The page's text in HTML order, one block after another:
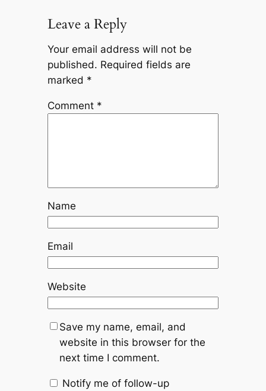
Leave a Reply
Your email address will not be
published. Required fields are
marked *
Comment *
Name
Email
Website
Save my name, email, and
website in this browser for the
next time I comment.
Notify me of follow-up